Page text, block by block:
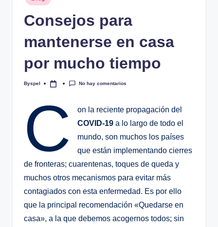
en
Consejos para
mantenerse en casa
por mucho tiempo
Publicado
Byspel No hay comentarios
C
on la reciente propagación del
COVID-19 a lo largo de todo el
mundo, son muchos los países
que están implementando cierres
de fronteras; cuarentenas, toques de queda y
muchos otros mecanismos para evitar más
contagiados con esta enfermedad. Es por ello
que la principal recomendación «Quedarse en
casa», a la que debemos acogernos todos; sin